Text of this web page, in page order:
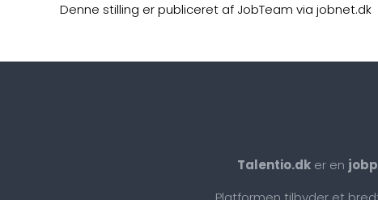
Denne stilling er publiceret af JobTeam via jobnet.dk
Talentio.dk er en